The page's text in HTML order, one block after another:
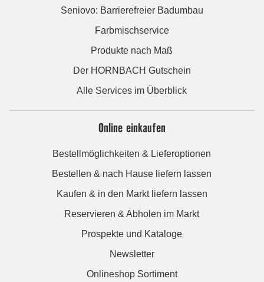
Seniovo: Barrierefreier Badumbau
Farbmischservice
Produkte nach Maß
Der HORNBACH Gutschein
Alle Services im Überblick
Online einkaufen
Bestellmöglichkeiten & Lieferoptionen
Bestellen & nach Hause liefern lassen
Kaufen & in den Markt liefern lassen
Reservieren & Abholen im Markt
Prospekte und Kataloge
Newsletter
Onlineshop Sortiment